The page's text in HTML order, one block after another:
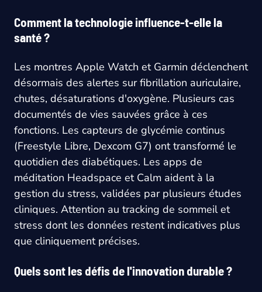
Comment la technologie influence-t-elle la
santé ?
Les montres Apple Watch et Garmin déclenchent
désormais des alertes sur fibrillation auriculaire,
chutes, désaturations d'oxygène. Plusieurs cas
documentés de vies sauvées grâce à ces
fonctions. Les capteurs de glycémie continus
(Freestyle Libre, Dexcom G7) ont transformé le
quotidien des diabétiques. Les apps de
méditation Headspace et Calm aident à la
gestion du stress, validées par plusieurs études
cliniques. Attention au tracking de sommeil et
stress dont les données restent indicatives plus
que cliniquement précises.
Quels sont les défis de l'innovation durable ?